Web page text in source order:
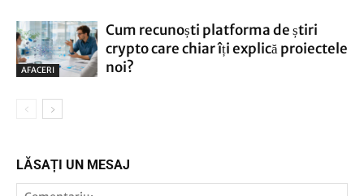
AFACERI
Cum recunoști platforma de știri
crypto care chiar îți explică proiectele
noi?
LĂSAȚI UN MESAJ